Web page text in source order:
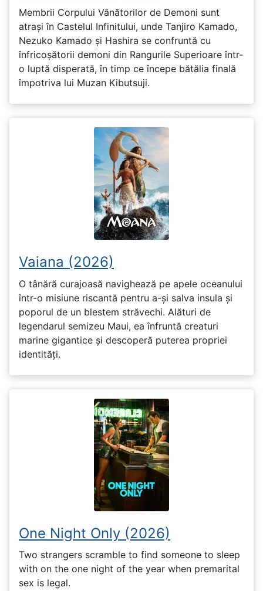
Membrii Corpului Vânătorilor de Demoni sunt
atrași în Castelul Infinitului, unde Tanjiro Kamado,
Nezuko Kamado și Hashira se confruntă cu
înfricoșătorii demoni din Rangurile Superioare într-
o luptă disperată, în timp ce începe bătălia finală
împotriva lui Muzan Kibutsuji.
Vaiana (2026)
O tânără curajoasă navighează pe apele oceanului
într-o misiune riscantă pentru a-și salva insula și
poporul de un blestem străvechi. Alături de
legendarul semizeu Maui, ea înfruntă creaturi
marine gigantice și descoperă puterea propriei
identități.
One Night Only (2026)
Two strangers scramble to find someone to sleep
with on the one night of the year when premarital
sex is legal.